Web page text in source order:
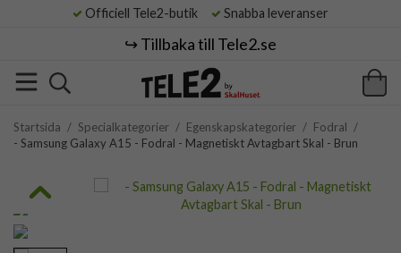
Officiell Tele2-butik Snabba leveranser
↪️ Tillbaka till Tele2.se
Startsida / Specialkategorier / Egenskapskategorier / Fodral /
- Samsung Galaxy A15 - Fodral - Magnetiskt Avtagbart Skal - Brun